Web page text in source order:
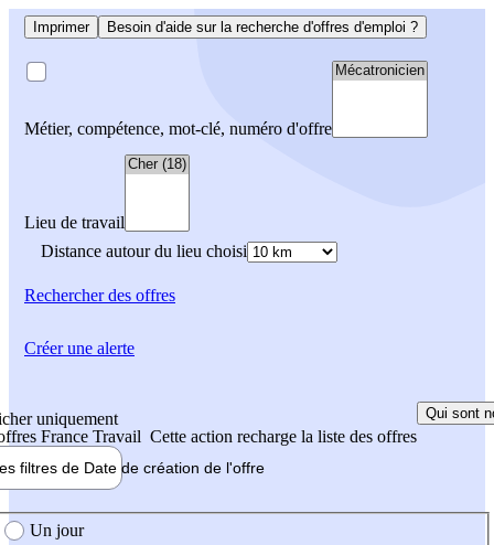
Imprimer Besoin d'aide sur la recherche d'offres d'emploi ?
Métier, compétence, mot-clé, numéro d'offre
Lieu de travail
Distance autour du lieu choisi
Rechercherdes offres
uniquement
France Travail Cette action recharge la liste des offres
Qui sont
filtres de Date de création de l'offre
création de l'offre
Un jour
Créer une alerte